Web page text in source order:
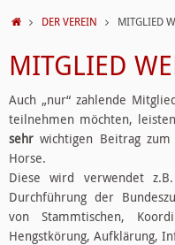
STARTDER VEREIN MITGLIED
MITGLIED
Auch „nur“ zahlende
teilnehmen möchten,
sehr wichtigen Beitrag
Horse.
Diese wird verwendet
Durchführung der
von Stammtischen,
Hengstkörung, Aufklärung,